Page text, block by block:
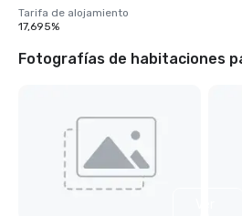
Tarifa de alojamiento
17,695%
Fotografías de habitaciones